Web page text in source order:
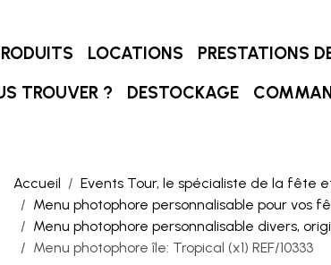
LOCATIONS PRESTATIONS
TROUVER ?
DESTOCKAGE
Accueil
Events Tour, le spécialiste de la fête
Menu photophore personnalisable pour vos
Menu photophore personnalisable divers,
Menu photophore île: Tropical (x1) REF/10333